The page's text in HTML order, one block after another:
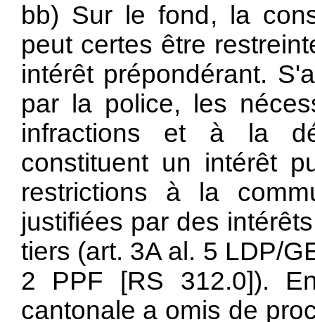
bb) Sur le fond, la
peut certes être
intérêt prépondérant.
par la police, les
infractions et à la
constituent un intérêt
restrictions à la
justifiées par des
tiers (art. 3A al. 5 LDP/
2 PPF [RS 312.0]).
cantonale a omis de